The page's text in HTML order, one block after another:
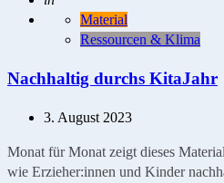
Material
Ressourcen & Klima
Nachhaltig durchs KitaJahr
3. August 2023
Monat für Monat zeigt dieses
wie Erzieher:innen und Kinder